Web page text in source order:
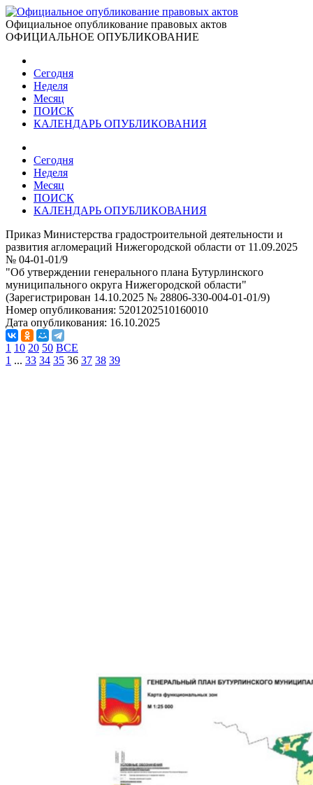
Официальное опубликование правовых актов
ОФИЦИАЛЬНОЕ ОПУБЛИКОВАНИЕ
Сегодня
Неделя
Месяц
ПОИСК
КАЛЕНДАРЬ ОПУБЛИКОВАНИЯ
Сегодня
Неделя
Месяц
ПОИСК
КАЛЕНДАРЬ ОПУБЛИКОВАНИЯ
Приказ Министерства градостроительной деятельности и
развития агломераций Нижегородской области от 11.09.2025
№ 04-01-01/9
"Об утверждении генерального плана Бутурлинского
муниципального округа Нижегородской области"
(Зарегистрирован 14.10.2025 № 28806-330-004-01-01/9)
Номер опубликования: 5201202510160010
Дата опубликования: 16.10.2025
1 10 20 50 ВСЕ
1 ... 33 34 35 36 37 38 39